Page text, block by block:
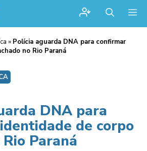
» Polícia aguarda DNA para confirmar
no Rio Paraná
DNA para
de corpo
Paraná